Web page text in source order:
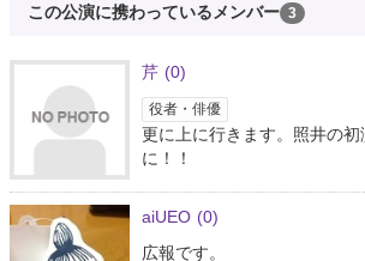
この公演に携わっているメンバー 3
芹 (0)
役者・俳優
更に上に行きます。照井の
に！！
aiUEO (0)
広報です。